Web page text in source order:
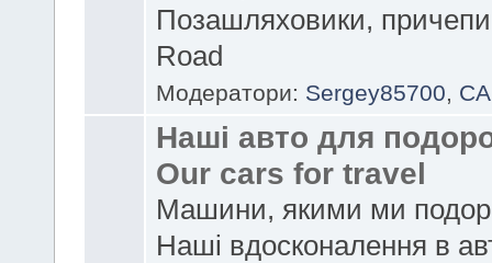
Позашляховики,
Road
Модератори: Sergey85700,
Наші авто для
Our cars for travel
Машини, якими ми
Наші вдосконалення в